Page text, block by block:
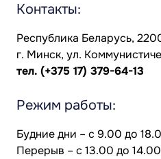
Контакты:
Республика Беларусь,
г. Минск, ул.
тел. (+375 17) 379-64-13
Режим работы:
Будние дни – с 9.00 до
Перерыв – с 13.00 до